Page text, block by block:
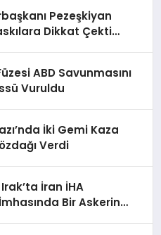
Pezeşkiyan
Dikkat Çekti
ABD Savunmasını
Vuruldu
İki Gemi Kaza
Verdi
İran İHA
Bir Askerin